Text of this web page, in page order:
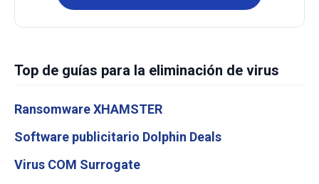
Top de guías para la eliminación de virus
Ransomware XHAMSTER
Software publicitario Dolphin Deals
Virus COM Surrogate